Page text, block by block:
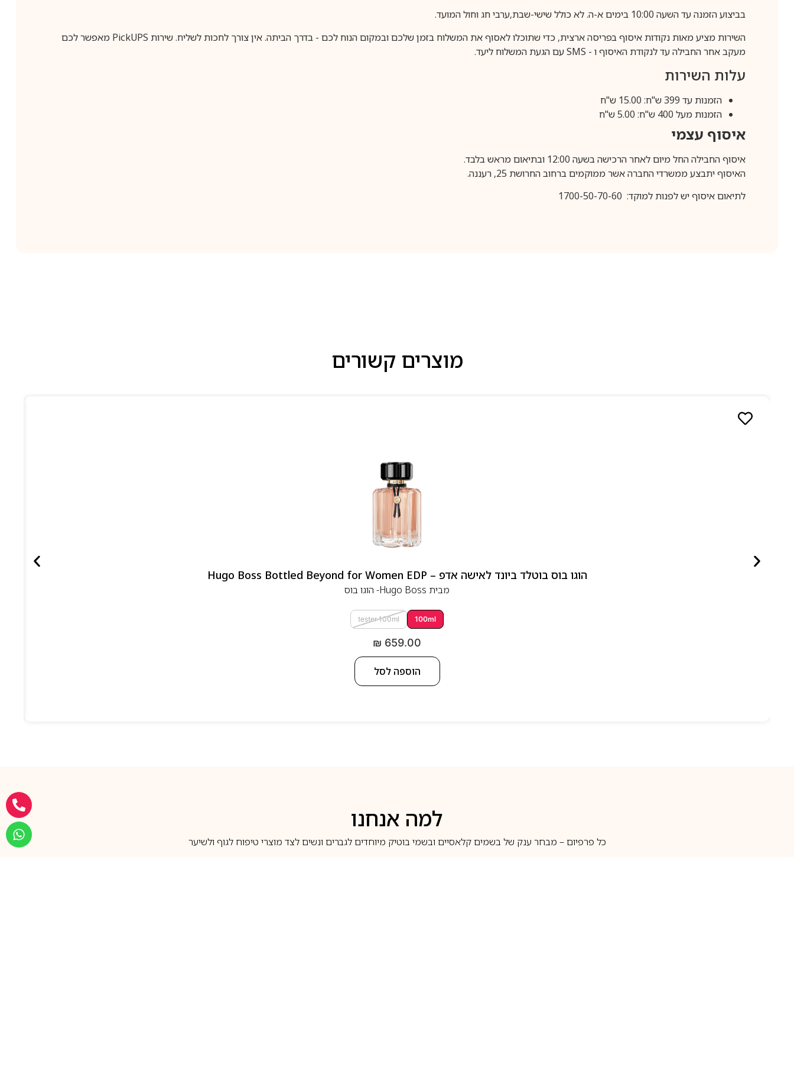
בביצוע הזמנה עד השעה 10:00 בימים א-ה. לא כולל שישי-שבת,ערבי חג וחול המועד.
השירות מציע מאות נקודות איסוף בפריסה ארצית, כדי שתוכלו לאסוף את המשלוח בזמן שלכם ובמקום הנוח לכם - בדרך הביתה. אין צורך לחכות לשליח. שירות PickUPS מאפשר לכם
מעקב אחר החבילה עד לנקודת האיסוף ו - SMSעם הגעת המשלוח ליעד.
עלות השירות
הזמנות עד 399 ש"ח: 15.00 ש"ח
הזמנות מעל 400 ש"ח: 5.00 ש"ח
איסוף עצמי
איסוף החבילה החל מיום לאחר הרכישה בשעה 12:00 ובתיאום מראש בלבד.
האיסוף יתבצע ממשרדי החברה אשר ממוקמים ברחוב החרושת 25, רעננה.
לתיאום איסוף יש לפנות למוקד: 1700-50-70-60
מוצרים קשורים
הוגו בוס בוטלד ביונד לאישה אדפ – Hugo Boss Bottled Beyond for Women EDP
מבית Hugo Boss- הוגו בוס
100ml
tester 100ml
₪ 659.00
הוספה לסל
למה אנחנו
כל פרפיום – מבחר ענק של בשמים קלאסיים ובשמי בוטיק מיוחדים לגברים ונשים לצד מוצרי טיפוח לגוף ולשיער